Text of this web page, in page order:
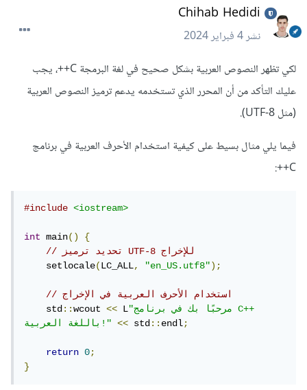
Chihab Hedidi
نشر4 فبراير 2024
لكي تظهر النصوص العربية بشكل صحيح في لغة البرمجة C++، يجب
عليك التأكد من أن المحرر الذي تستخدمه يدعم ترميز النصوص العربية
(مثل UTF-8).
فيما يلي مثال بسيط على كيفية استخدام الأحرف العربية في برنامج
C++:
#include <iostream>
int main()
{
// تحديد ترميز UTF-8 للإخراج
setlocale(LC_ALL, "en_US.utf8");
// استخدام الأحرف العربية في الإخراج
std::wcout << L"مرحبًا بك في برنامج C++
باللغة العربية!"
<< std::endl;
return 0;
}